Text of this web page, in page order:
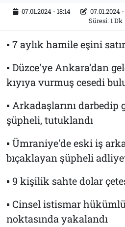
07.01.2024 - 18:14 07.01.2024 -
Süresi: 1 Dk
▪ 7 aylık hamile eşini
▪ Düzce'ye Ankara'dan
kıyıya vurmuş cesedi
▪ Arkadaşlarını darbedip
şüpheli, tutuklandı
▪ Ümraniye'de eski iş
bıçaklayan şüpheli
▪ 9 kişilik sahte dolar
▪ Cinsel istismar
noktasında yakalandı